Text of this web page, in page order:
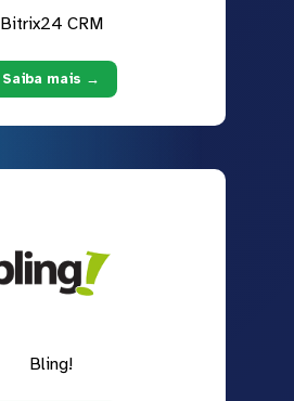
Bitrix24 CRM
Saiba mais →
Bling!